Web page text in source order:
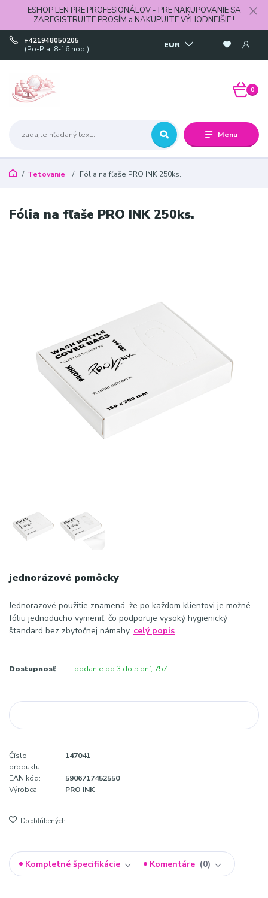
ESHOP LEN PRE PROFESIONÁLOV - PRE NAKUPOVANIE SA
ZAREGISTRUJTE PROSÍM a NAKUPUJTE VÝHODNEJŠIE !
Menu
EUR
+421948050205
(Po-Pia, 8-16 hod.)
0
Tetovanie Fólia na fľaše PRO INK 250ks.
Fólia na fľaše PRO INK 250ks.
jednorázové pomôcky
Jednorazové použitie znamená, že po každom klientovi je možné
fóliu jednoducho vymeniť, čo podporuje vysoký hygienický
štandard bez zbytočnej námahy. celý popis
Dostupnosť dodanie od 3 do 5 dní, 757
Číslo
produktu:
147041
EAN kód:
5906717452550
Výrobca:
PRO INK
Do obľúbených
Kompletné špecifikácie Komentáre 0